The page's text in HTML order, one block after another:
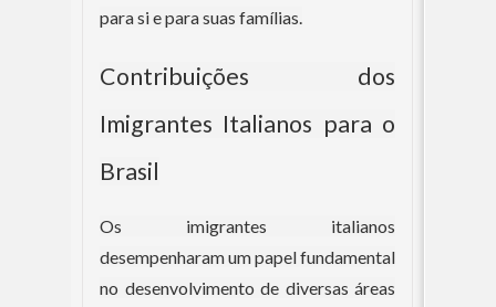
para si e para suas famílias.
Contribuições dos
Imigrantes Italianos para o
Brasil
Os imigrantes italianos
desempenharam um papel fundamental
no desenvolvimento de diversas áreas